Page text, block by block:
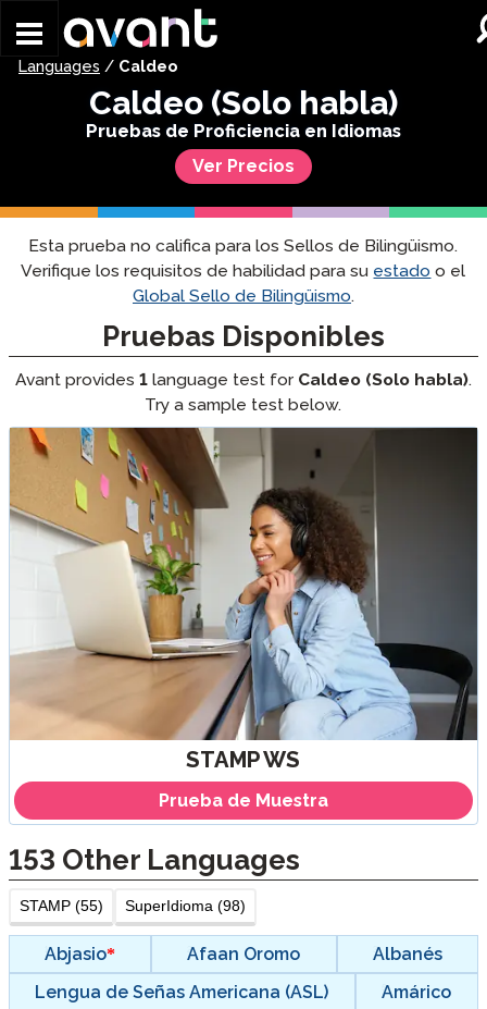
Languages / Caldeo
Caldeo (Solo habla)
Pruebas de Proficiencia en Idiomas
Ver Precios
Esta prueba no califica para los Sellos de Bilingüismo.
Verifique los requisitos de habilidad para su estado o el
Global Sello de Bilingüismo.
Pruebas Disponibles
Avant provides 1 language test for Caldeo (Solo habla).
Try a sample test below.
STAMP WS
Prueba de Muestra
153 Other Languages
STAMP (55) SuperIdioma (98)
Abjasio Afaan Oromo
Albanés
Lengua de Señas Americana (ASL)
Amárico